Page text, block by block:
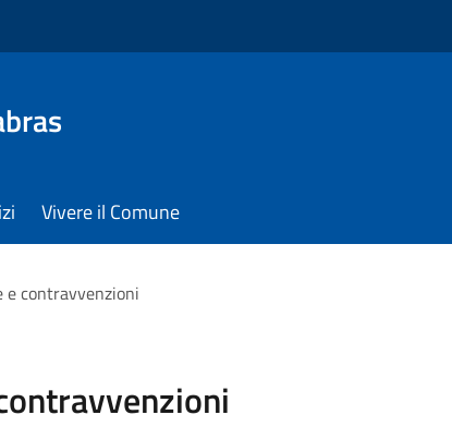
Vivere il Comune
e contravvenzioni